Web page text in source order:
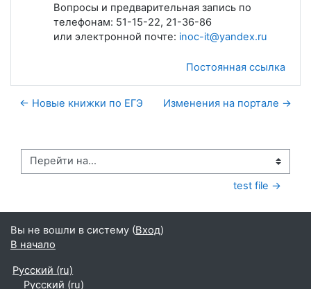
Вопросы и предварительная запись по
телефонам: 51-15-22, 21-36-86
или электронной почте: inoc-it@yandex.ru
Постоянная ссылка
← Новые книжки по ЕГЭ Изменения на портале →
Перейти на...
test file →
Вы не вошли в систему (Вход)
В начало
Русский ‎(ru)‎
Русский ‎(ru)‎